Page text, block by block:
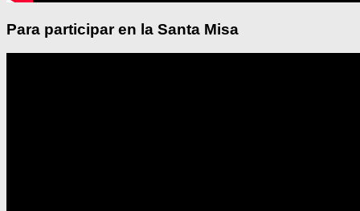
Para participar en la Santa Misa